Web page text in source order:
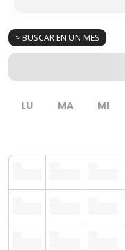
> BUSCAR EN UN MES
LU MA MI